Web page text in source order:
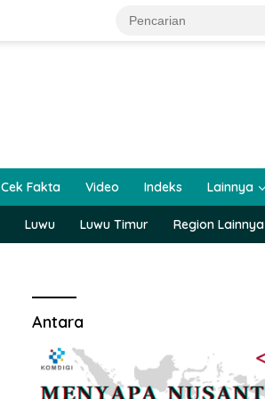
Cek Fakta Video Indeks Lainnya
Luwu Luwu Timur Region Lainnya
Antara